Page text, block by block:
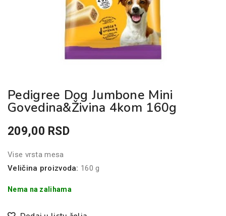
Pedigree Dog Jumbone Mini
Govedina&Živina 4kom 160g
209,00 RSD
Vise vrsta mesa
Veličina proizvoda: 160 g
Nema na zalihama